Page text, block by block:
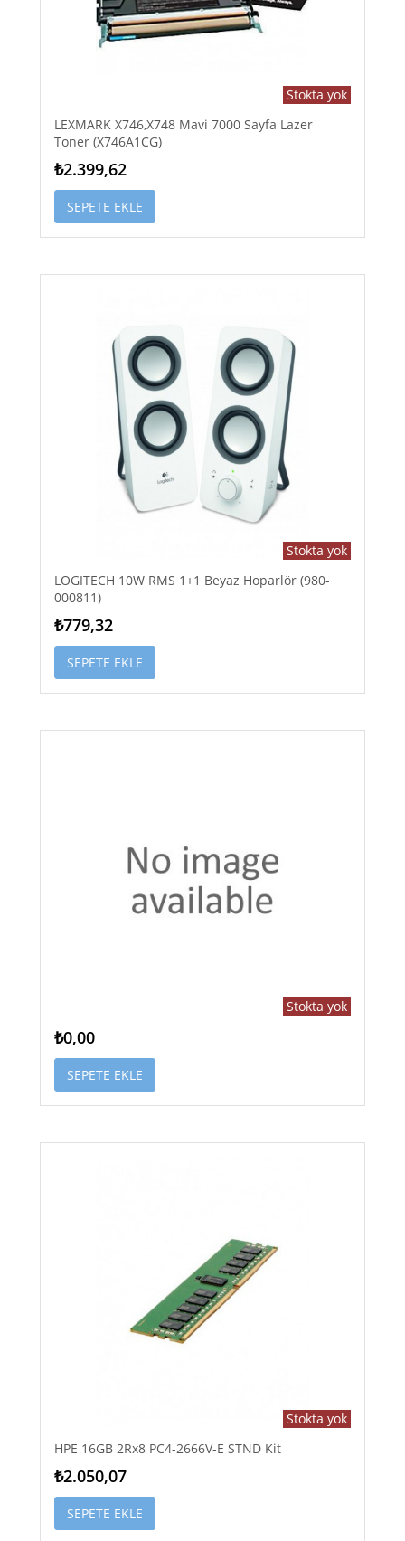
Stokta yok
LEXMARK X746,X748 Mavi 7000 Sayfa Lazer
Toner (X746A1CG)
₺2.399,62
SEPETE EKLE
Stokta yok
LOGITECH 10W RMS 1+1 Beyaz Hoparlör (980-
000811)
₺779,32
SEPETE EKLE
Stokta yok
₺0,00
SEPETE EKLE
Stokta yok
HPE 16GB 2Rx8 PC4-2666V-E STND Kit
₺2.050,07
SEPETE EKLE